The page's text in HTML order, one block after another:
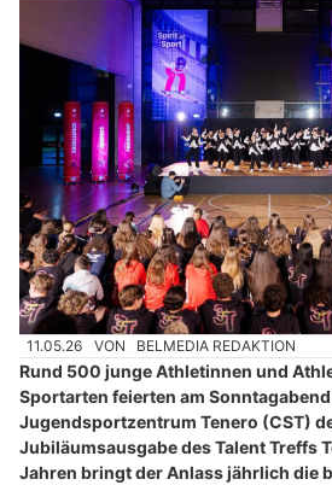
11.05.26 VON BELMEDIA REDAKTION
Rund 500 junge Athletinnen und
Sportarten feierten am
Jugendsportzentrum Tenero (CST)
Jubiläumsausgabe des Talent Treffs
Jahren bringt der Anlass jährlich die